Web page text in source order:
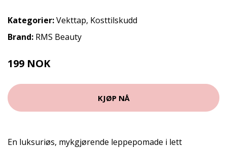
Kategorier:Vekttap, Kosttilskudd
Brand: RMS Beauty
199 NOK
KJØP NÅ
En luksuriøs, mykgjørende leppepomade i lett